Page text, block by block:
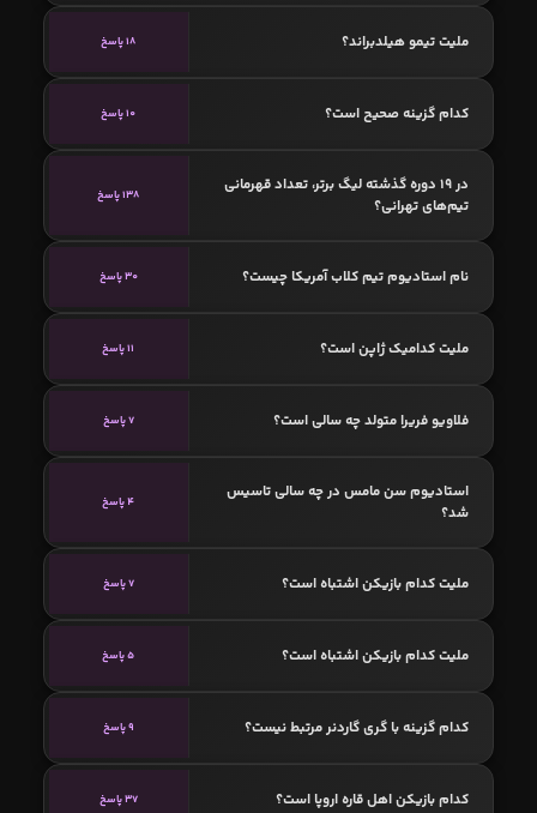
ملیت تیمو هیلدبراند؟ 18 پاسخ
کدام گزینه صحیح است؟ 10 پاسخ
در 19 دوره گذشته لیگ برتر، تعداد قهرمانی
تیم‌های تهرانی؟
138 پاسخ
نام استادیوم تیم کلاب آمریکا چیست؟ 30 پاسخ
ملیت کدامیک ژاپن است؟ 11 پاسخ
فلاویو فریرا متولد چه سالی است؟ 7 پاسخ
استادیوم سن مامس در چه سالی تاسیس
شد؟
4 پاسخ
ملیت کدام بازیکن اشتباه است؟ 7 پاسخ
ملیت کدام بازیکن اشتباه است؟ 5 پاسخ
کدام گزینه با گری گاردنر مرتبط نیست؟ 9 پاسخ
کدام بازیکن اهل قاره اروپا است؟ 37 پاسخ